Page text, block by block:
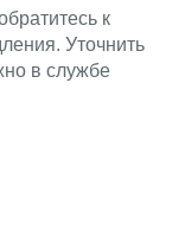
к
Уточнить
в службе